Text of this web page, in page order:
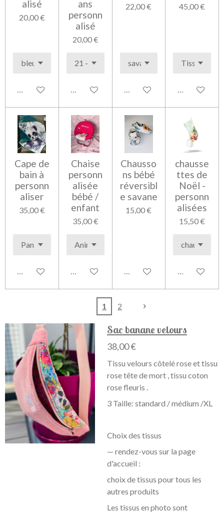
alisé
20,00 €
Voir les détails
ans
personn
alisé
20,00 €
Voir les détails
22,00 €
Voir les détails
45,00 €
Voir les
Cape de
bain à
personn
aliser
35,00 €
Voir les détails
Chaise
personn
alisée
bébé /
enfant
35,00 €
Voir les détails
Chausso
ns bébé
réversibl
e savane
15,00 €
Voir les détails
chausse
ttes de
Noël -
personn
alisées
15,50 €
Voir les
1 2
Sac banane velours
38,00 €
Tissu velours côtelé rose et tissu
rose tête de mort , tissu coton
rose fleuris .
3 Taille: standard / médium /XL
Choix des tissus
— rendez-vous sur la page
d'accueil :
choix de tissus pour tous les
autres produits
Les tissus en photo sont